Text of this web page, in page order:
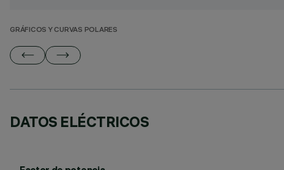
GRÁFICOS Y CURVAS POLARES
DATOS ELÉCTRICOS